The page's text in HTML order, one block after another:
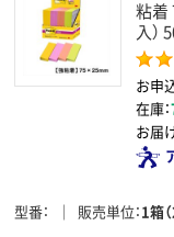
粘着
入）
お申
在庫：
お届
型番 販売単位 1箱